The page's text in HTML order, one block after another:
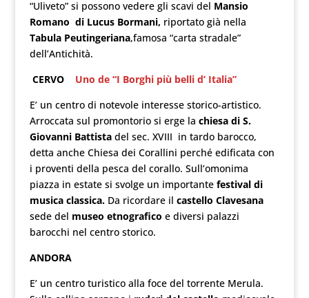
“Uliveto” si possono vedere gli scavi del Mansio
Romano di Lucus Bormani, riportato già nella
Tabula Peutingeriana,famosa “carta stradale”
dell’Antichità.
CERVO Uno de “I Borghi più belli d’ Italia”
E’ un centro di notevole interesse storico-artistico.
Arroccata sul promontorio si erge la chiesa di S.
Giovanni Battistadel sec. XVIII in tardo barocco,
detta anche Chiesa dei Corallini perché edificata con
i proventi della pesca del corallo. Sull’omonima
piazza in estate si svolge un importante festival di
musica classica.Da ricordare il castello Clavesana
sede del museo etnografico e diversi palazzi
barocchi nel centro storico.
ANDORA
E’ un centro turistico alla foce del torrente Merula.